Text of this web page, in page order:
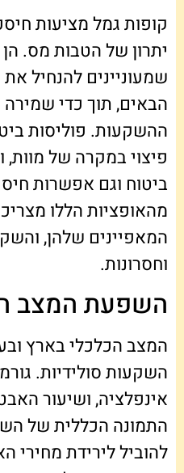
קופות גמל מציעות
יתרון של הטבות מס.
שמעוניינים להנחיל את
הבאים, תוך כדי
ההשקעות. פוליסות
פיצוי במקרה של
ביטוח וגם אפשרות
מהאופציות הללו
המאפיינים שלהן,
וחסרונות.
השפעת המצב
המצב הכלכלי בארץ
השקעות סולידיות.
אינפלציה, ושיעור
התמונה הכללית של
להוביל לירידת מחירי